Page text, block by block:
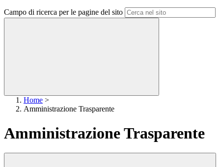
Campo di ricerca per le pagine del sito
Home >
Amministrazione Trasparente
Amministrazione Trasparente